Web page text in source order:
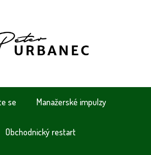
se Manažerské impulzy
Obchodnický restart